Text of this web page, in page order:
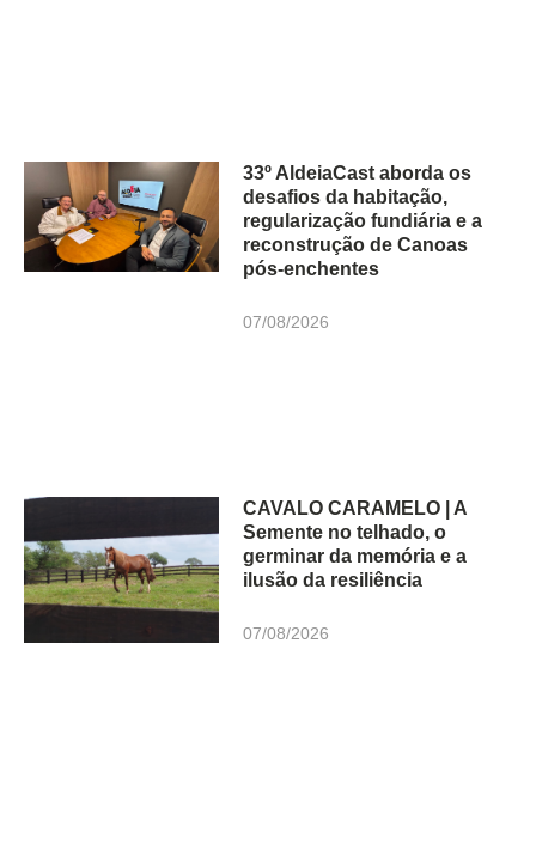
33º AldeiaCast aborda os
desafios da habitação,
regularização fundiária e a
reconstrução de Canoas
pós-enchentes
07/08/2026
CAVALO CARAMELO | A
Semente no telhado, o
germinar da memória e a
ilusão da resiliência
07/08/2026